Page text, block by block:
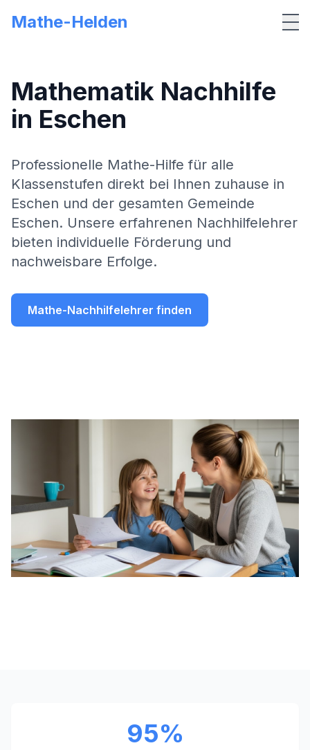
Mathe-Helden
Mathematik Nachhilfe
in Eschen
Professionelle Mathe-Hilfe für alle
Klassenstufen direkt bei Ihnen zuhause in
Eschen und der gesamten Gemeinde
Eschen. Unsere erfahrenen Nachhilfelehrer
bieten individuelle Förderung und
nachweisbare Erfolge.
Mathe-Nachhilfelehrer finden
95%